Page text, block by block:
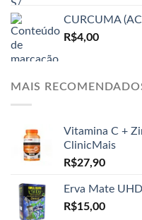
CURCUMA
R$4,00
MAIS
Vitamina C +
ClinicMais
R$27,90
Erva Mate
R$15,00